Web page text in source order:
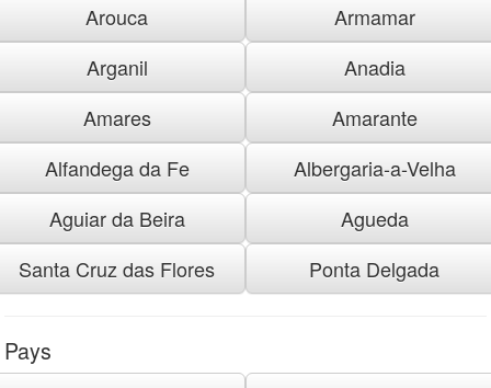
Arouca
Armamar
Arganil
Anadia
Amares
Amarante
Alfandega da Fe
Albergaria-a-Velha
Aguiar da Beira
Agueda
Santa Cruz das Flores
Ponta Delgada
Pays